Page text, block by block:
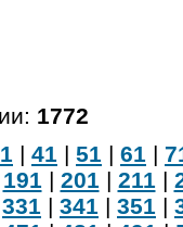
1772
| 41 | 51 | 61 |
191| 201| 211|
331 | 341 | 351 |